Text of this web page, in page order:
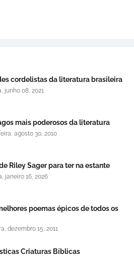
cordelistas da literatura brasileira
junho 08, 2021
mais poderosos da literatura
agosto 30, 2010
Riley Sager para ter na estante
janeiro 16, 2026
poemas épicos de todos os
dezembro 15, 2011
Criaturas Bíblicas